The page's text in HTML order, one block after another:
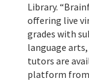
Library.
offering live
grades with
language
tutors are
platform from